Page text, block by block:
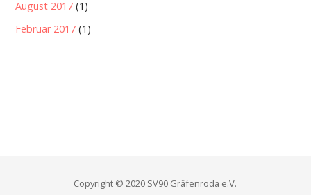
August 2017 (1)
Februar 2017 (1)
Copyright © 2020 SV90 Gräfenroda e.V.